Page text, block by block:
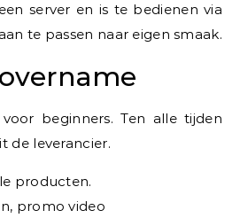
server en is te bedienen via
te passen naar eigen smaak.
beginners. Ten alle tijden
de leverancier.
producten.
promo video